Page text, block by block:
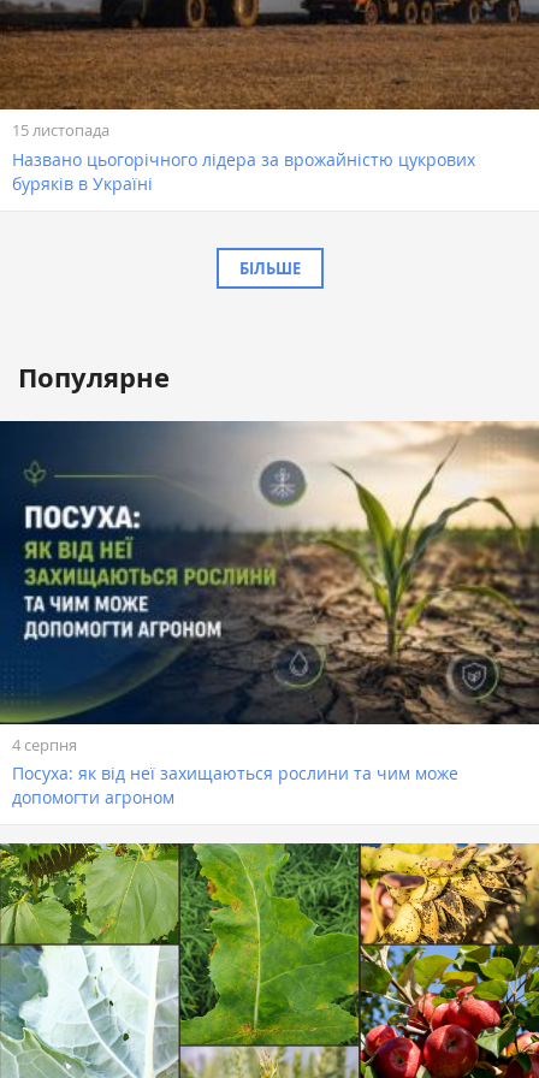
15 листопада
Названо цьогорічного лідера за врожайністю цукрових
буряків в Україні
БІЛЬШЕ
Популярне
4 серпня
Посуха: як від неї захищаються рослини та чим може
допомогти агроном